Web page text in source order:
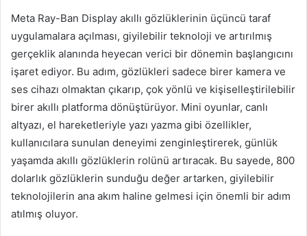
Meta Ray-Ban Display akıllı gözlüklerinin üçüncü taraf
uygulamalara açılması, giyilebilir teknoloji ve artırılmış
gerçeklik alanında heyecan verici bir dönemin başlangıcını
işaret ediyor. Bu adım, gözlükleri sadece birer kamera ve
ses cihazı olmaktan çıkarıp, çok yönlü ve kişiselleştirilebilir
birer akıllı platforma dönüştürüyor. Mini oyunlar, canlı
altyazı, el hareketleriyle yazı yazma gibi özellikler,
kullanıcılara sunulan deneyimi zenginleştirerek, günlük
yaşamda akıllı gözlüklerin rolünü artıracak. Bu sayede, 800
dolarlık gözlüklerin sunduğu değer artarken, giyilebilir
teknolojilerin ana akım haline gelmesi için önemli bir adım
atılmış oluyor.